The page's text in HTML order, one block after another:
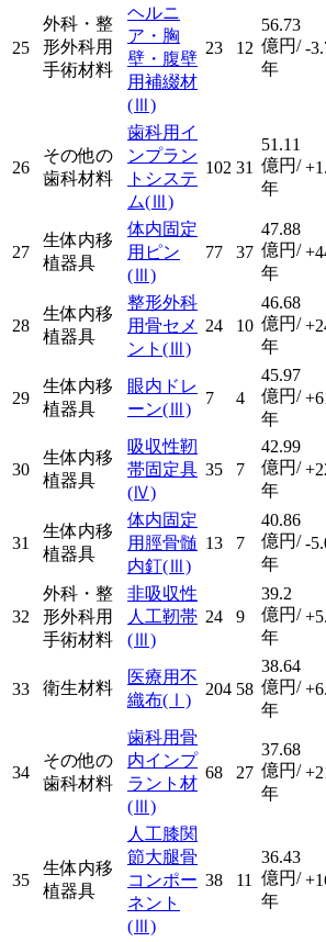
25
外科・整
形外科用
手術材料
ヘルニ
ア・胸
壁・腹壁
用補綴材
(Ⅲ)
23 12
56.73
億円/
年
-
26
その他の
歯科材料
歯科用イ
ンプラン
トシステ
ム(Ⅲ)
102 31
51.11
億円/
年
27
生体内移
植器具
体内固定
用ピン
(Ⅲ)
77 37
47.88
億円/
年
28
生体内移
植器具
整形外科
用骨セメ
ント (Ⅲ)
24 10
46.68
億円/
年
29
生体内移
植器具
眼内ドレ
ーン(Ⅲ)
7 4
45.97
億円/
年
30
生体内移
植器具
吸収性靭
帯固定具
(Ⅳ)
35 7
42.99
億円/
年
31
生体内移
植器具
体内固定
用脛骨髄
内釘(Ⅲ)
13 7
40.86
億円/
年
-
32
外科・整
形外科用
手術材料
非吸収性
人工靭帯
(Ⅲ)
24 9
39.2
億円/
年
33 衛生材料
医療用不
織布(Ⅰ)
204 58
38.64
億円/
年
34
その他の
歯科材料
歯科用骨
内インプ
ラント材
(Ⅲ)
68 27
37.68
億円/
年
35
生体内移
植器具
人工膝関
節大腿骨
コンポー
ネント
(Ⅲ)
38 11
36.43
億円/
年